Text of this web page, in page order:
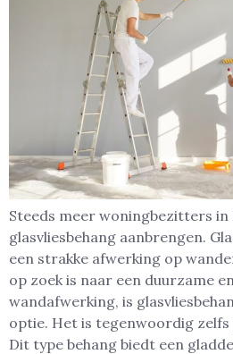
Steeds meer woningbezitters in
glasvliesbehang aanbrengen.
een strakke afwerking op
op zoek is naar een duurzame
wandafwerking, is
optie. Het is tegenwoordig
Dit type behang biedt een